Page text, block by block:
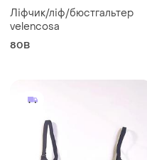
Ліфчик/ліф/бюстгальтер
velencosa
80B